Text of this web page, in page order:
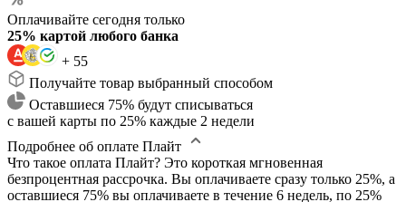
Оплачивайте сегодня только
25% картой любого банка
+ 55
Получайте товар выбранный способом
Оставшиеся 75% будут списываться
с вашей карты по 25% каждые 2 недели
Подробнее об оплате Плайт
Что такое оплата Плайт? Это короткая мгновенная
безпроцентная рассрочка. Вы оплачиваете сразу только 25%, а
оставшиеся 75% вы оплачиваете в течение 6 недель, по 25%